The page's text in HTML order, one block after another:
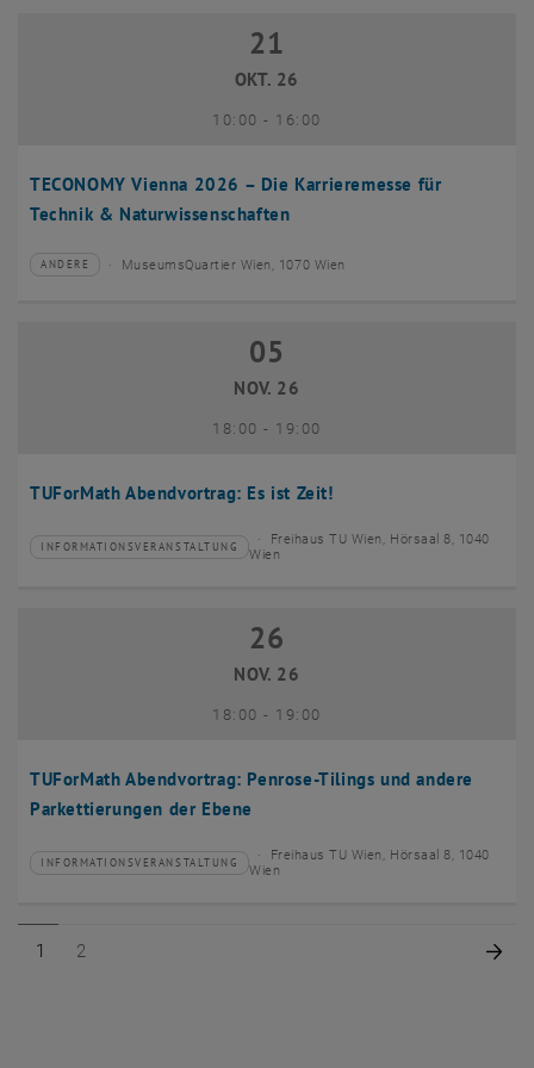
TECONOMY Vienna 2026 – Die Karrieremesse für
Technik & Naturwissenschaften
21 Oktober 2026
21
OKT. 26
10:00- bis
16:00
Veranstaltungstyp:
ANDERE
Veranstaltungsort:MuseumsQuartier Wien, 1070 Wien
TUForMath Abendvortrag: Es ist Zeit!
05 November 2026
05
NOV. 26
18:00- bis
19:00
Veranstaltungstyp:
INFORMATIONSVERANSTALTUNG
Veranstaltungsort:
Freihaus TU Wien, Hörsaal 8, 1040
Wien
TUForMath Abendvortrag: Penrose-Tilings und andere
Parkettierungen der Ebene
26 November 2026
26
NOV. 26
18:00- bis
19:00
Veranstaltungstyp:
INFORMATIONSVERANSTALTUNG
Veranstaltungsort:
Freihaus TU Wien, Hörsaal 8, 1040
Wien
Seite 1 von 2
1 Seite 2 von 2
2